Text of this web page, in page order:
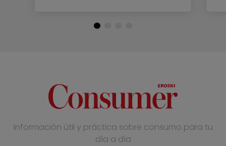
Información útil y práctica sobre consumo para tu
día a día